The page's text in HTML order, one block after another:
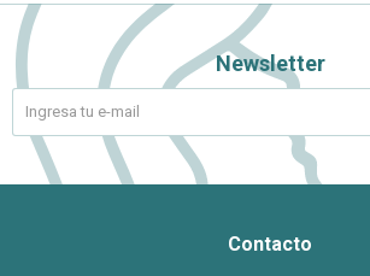
Contacto
Newsletter